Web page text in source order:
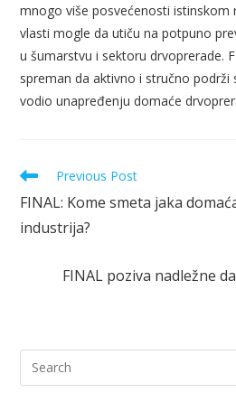
mnogo više posvećenosti istinskom
vlasti mogle da utiču na potpuno
u šumarstvu i sektoru drvoprerade.
spreman da aktivno i stručno podrži
vodio unapređenju domaće
Previous Post
FINAL: Kome smeta jaka
industrija?
FINAL poziva nadležne